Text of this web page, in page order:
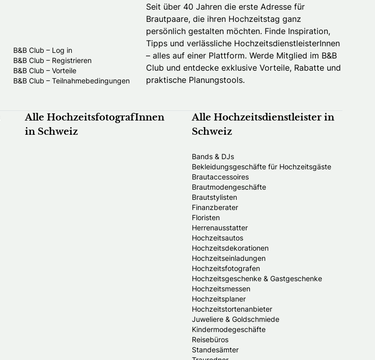
B&B Club – Log in
B&B Club – Registrieren
B&B Club – Vorteile
B&B Club – Teilnahmebedingungen
Seit über 40 Jahren die erste Adresse für
Brautpaare, die ihren Hochzeitstag ganz
persönlich gestalten möchten. Finde Inspiration,
Tipps und verlässliche HochzeitsdienstleisterInnen
– alles auf einer Plattform. Werde Mitglied im B&B
Club und entdecke exklusive Vorteile, Rabatte und
praktische Planungstools.
Alle HochzeitsfotografInnen
in Schweiz
Alle Hochzeitsdienstleister in
Schweiz
Bands & DJs
Bekleidungsgeschäfte für Hochzeitsgäste
Brautaccessoires
Brautmodengeschäfte
Brautstylisten
Finanzberater
Floristen
Herrenausstatter
Hochzeitsautos
Hochzeitsdekorationen
Hochzeitseinladungen
Hochzeitsfotografen
Hochzeitsgeschenke & Gastgeschenke
Hochzeitsmessen
Hochzeitsplaner
Hochzeitstortenanbieter
Juweliere & Goldschmiede
Kindermodegeschäfte
Reisebüros
Standesämter